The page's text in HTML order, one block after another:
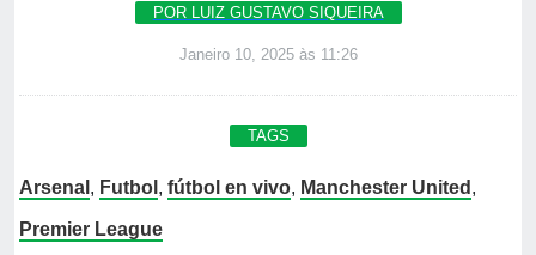
POR LUIZ GUSTAVO SIQUEIRA
Janeiro 10, 2025 às 11:26
TAGS
Arsenal , Futbol , fútbol en vivo, Manchester United ,
Premier League